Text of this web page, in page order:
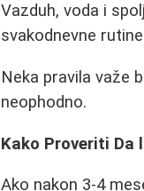
Vazduh, voda i
svakodnevne
Neka pravila važe
neophodno.
Kako Proveriti Da
Ako nakon 3-4